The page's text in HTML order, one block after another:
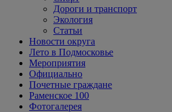
Дороги и транспорт
Экология
Статьи
Новости округа
Лето в Подмосковье
Мероприятия
Официально
Почетные граждане
Раменское 100
Фотогалерея